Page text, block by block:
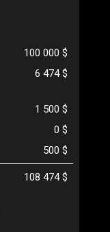
100 000 $
6 474 $
1 500 $
0 $
500 $
108 474 $